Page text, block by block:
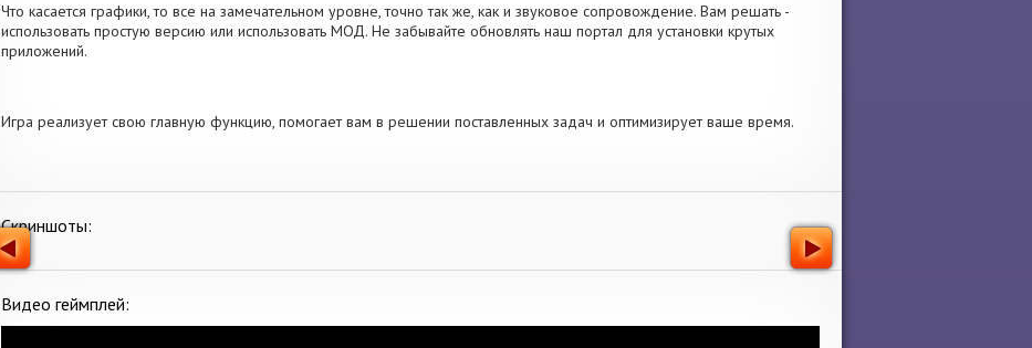
Что касается графики, то все на замечательном уровне, точно так же, как и звуковое сопровождение. Вам решать -
использовать простую версию или использовать МОД. Не забывайте обновлять наш портал для установки крутых
приложений.
Игра реализует свою главную функцию, помогает вам в решении поставленных задач и оптимизирует ваше время.
Скриншоты:
Видео геймплей: